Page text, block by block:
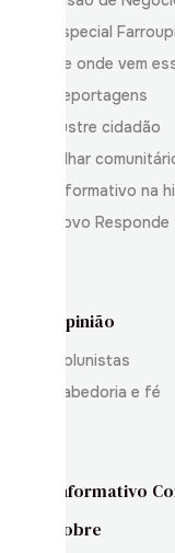
Especial
De onde vem
Reportagens
Ilustre cidadão
Olhar
Informativo na
Povo Responde
Opinião
Colunistas
Sabedoria e fé
Informativo
Sobre